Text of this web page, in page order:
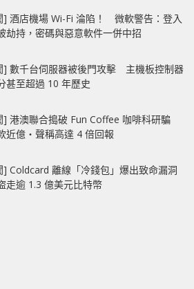
] 酒店機場 Wi-Fi 淪陷！ 微軟警告：登入
劫持，密碼與惡意軟件一併中招
] 數千台伺服器被後門攻擊 主機板控制器
甚至超過 10 年歷史
] 港澳聯合搗破 Fun Coffee 咖啡科研騙
億‧聲稱高達 4 倍回報
] Coldcard 離線「冷錢包」爆出致命漏洞
走逾 1.3 億美元比特幣